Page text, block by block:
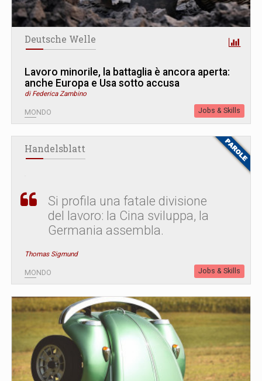
Deutsche Welle
Lavoro minorile, la battaglia è ancora aperta:
anche Europa e Usa sotto accusa
di Federica Zambino
MONDO Jobs & Skills
Handelsblatt
Si profila una fatale divisione
del lavoro: la Cina sviluppa, la
Germania assembla.
Thomas Sigmund
MONDO Jobs & Skills